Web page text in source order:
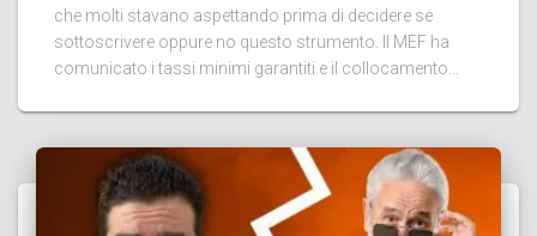
che molti stavano aspettando prima di decidere se
sottoscrivere oppure no questo strumento. Il MEF ha
comunicato i tassi minimi garantiti e il collocamento...